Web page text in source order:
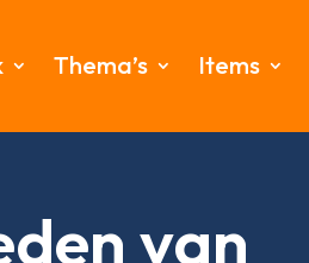
Thema’s Items
van